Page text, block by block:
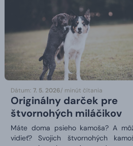
Dátum: 7. 5. 2026/ minút čítania
Originálny darček pre
štvornohých miláčikov
Máte doma psieho kamoša? A
vidieť? Svojich štvornohých